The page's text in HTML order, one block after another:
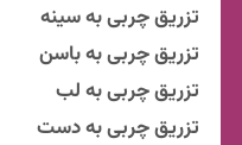
تزریق چربی به سینه
تزریق چربی به باسن
تزریق چربی به لب
تزریق چربی به دست‌